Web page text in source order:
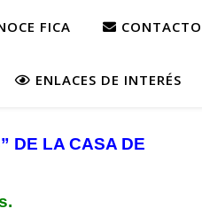
FICA CONTACTO
ENLACES DE INTERÉS
DE LA CASA DE